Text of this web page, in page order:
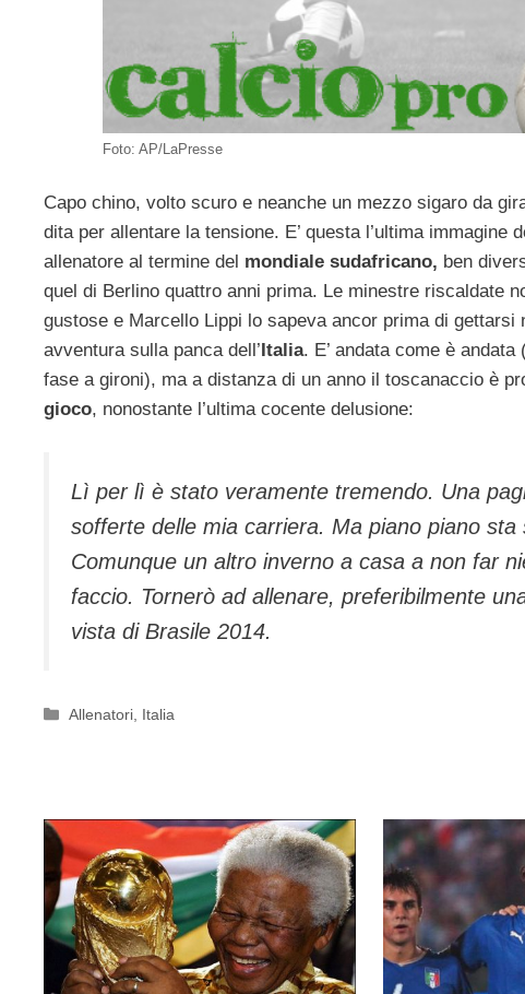
Foto: AP/LaPresse
Capo chino, volto scuro e neanche un mezzo sigaro da
dita per allentare la tensione. E’ questa l’ultima immagine
allenatore al termine del mondiale sudafricano, ben
quel di Berlino quattro anni prima. Le minestre riscaldate
gustose e Marcello Lippi lo sapeva ancor prima di gettarsi
avventura sulla panca dell’Italia. E’ andata come è
fase a gironi), ma a distanza di un anno il toscanaccio è
gioco, nonostante l’ultima cocente delusione:
Lì per lì è stato veramente tremendo. Una
sofferte delle mia carriera. Ma piano piano sta
Comunque un altro inverno a casa a non far
faccio. Tornerò ad allenare, preferibilmente
vista di Brasile 2014.
Categorie
Allenatori Italia